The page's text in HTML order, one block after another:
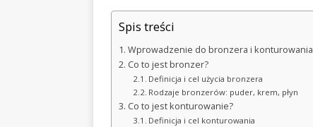
Spis treści
Wprowadzenie do bronzera i konturowania
Co to jest bronzer?
Definicja i cel użycia bronzera
Rodzaje bronzerów: puder, krem, płyn
Co to jest konturowanie?
Definicja i cel konturowania